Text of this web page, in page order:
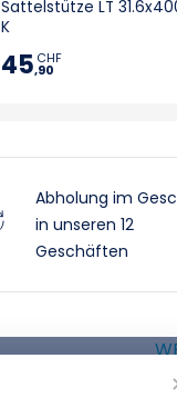
Sattelstütze LT
K
45,90
CHF
Abholung im
in unseren 12
Geschäften